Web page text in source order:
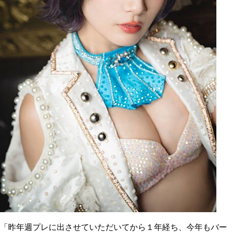
「昨年週プレに出させていただいてから１年経ち、今年もバー